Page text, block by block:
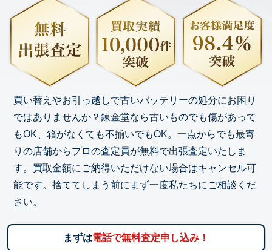
買い替えやお引っ越しで古いバッテリーの処分にお困り
ではありませんか？錬金堂なら古いものでも傷があって
もOK、箱がなくても不揃いでもOK。一点からでも最寄
りの店舗からプロの査定員が無料で出張査定いたしま
す。買取金額にご納得いただけない場合はキャンセル可
能です。捨ててしまう前にまず一度私たちにご相談くだ
さい。
まずは電話で無料査定申し込み！